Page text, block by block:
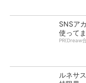
SNSア
使ってま
PR(Dreaw
ルネサ